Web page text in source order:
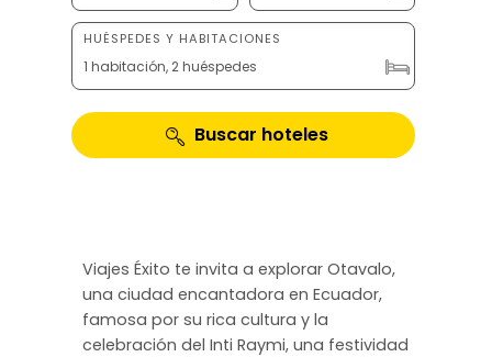
HUÉSPEDES Y HABITACIONES
1 habitación, 2 huéspedes
Buscar hoteles
Viajes Éxito te invita a explorar Otavalo,
una ciudad encantadora en Ecuador,
famosa por su rica cultura y la
celebración del Inti Raymi, una festividad